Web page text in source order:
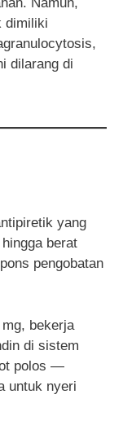
dimiliki
dilarang di
yang
berat
pengobatan
bekerja
di sistem
polos —
untuk nyeri